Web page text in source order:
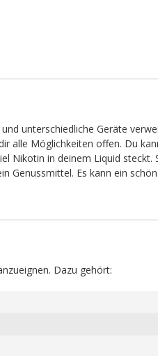
unterschiedliche Geräte
alle Möglichkeiten offen. Du
Nikotin in deinem Liquid
Genussmittel. Es kann ein
Dazu gehört: